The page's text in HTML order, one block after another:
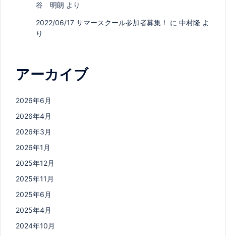
谷 明朗 より
2022/06/17 サマースクール参加者募集！ に 中村隆 よ
り
アーカイブ
2026年6月
2026年4月
2026年3月
2026年1月
2025年12月
2025年11月
2025年6月
2025年4月
2024年10月